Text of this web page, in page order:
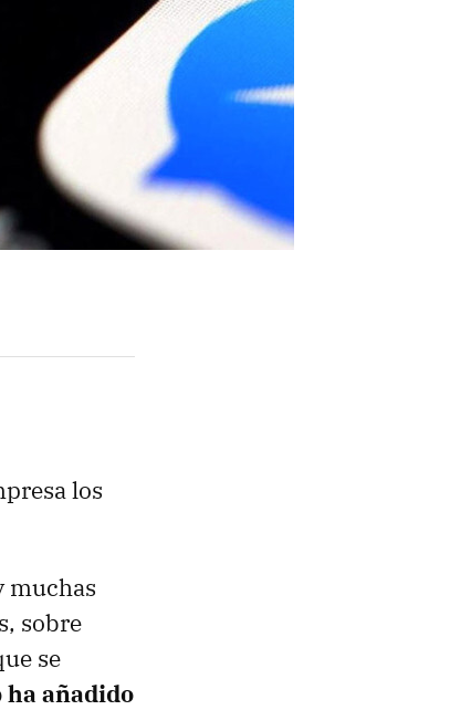
los
muchas
sobre
se
añadido